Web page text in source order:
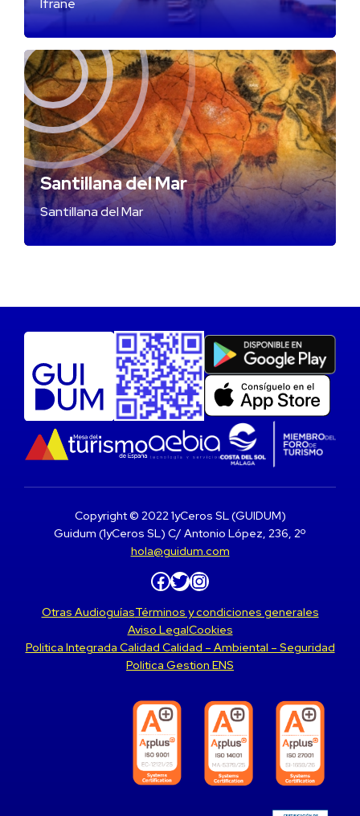
Santillana del Mar
Santillana del Mar
Copyright © 2022 1yCeros SL (GUIDUM)
Guidum (1yCeros SL) C/ Antonio López, 236, 2º
hola@guidum.com
Facebook Twitter Instagram
Otras AudioguíasTérminos y condiciones generales
Aviso LegalCookies
Politica Integrada Calidad Calidad – Ambiental – Seguridad
Politica Gestion ENS